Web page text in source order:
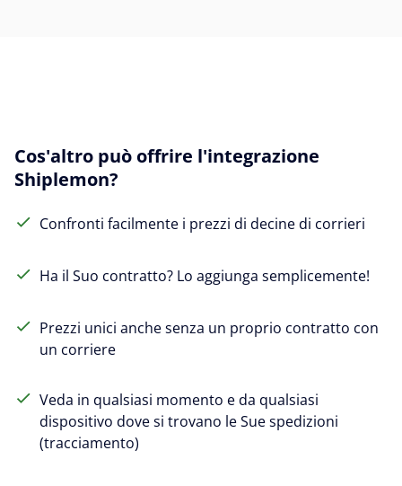
Cos'altro può offrire l'integrazione
Shiplemon?
Confronti facilmente i prezzi di decine di corrieri
Ha il Suo contratto? Lo aggiunga semplicemente!
Prezzi unici anche senza un proprio contratto con
un corriere
Veda in qualsiasi momento e da qualsiasi
dispositivo dove si trovano le Sue spedizioni
(tracciamento)